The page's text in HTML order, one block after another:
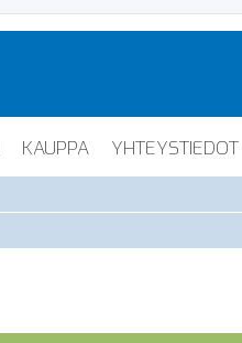
KAUPPA YHTEYSTIEDOT